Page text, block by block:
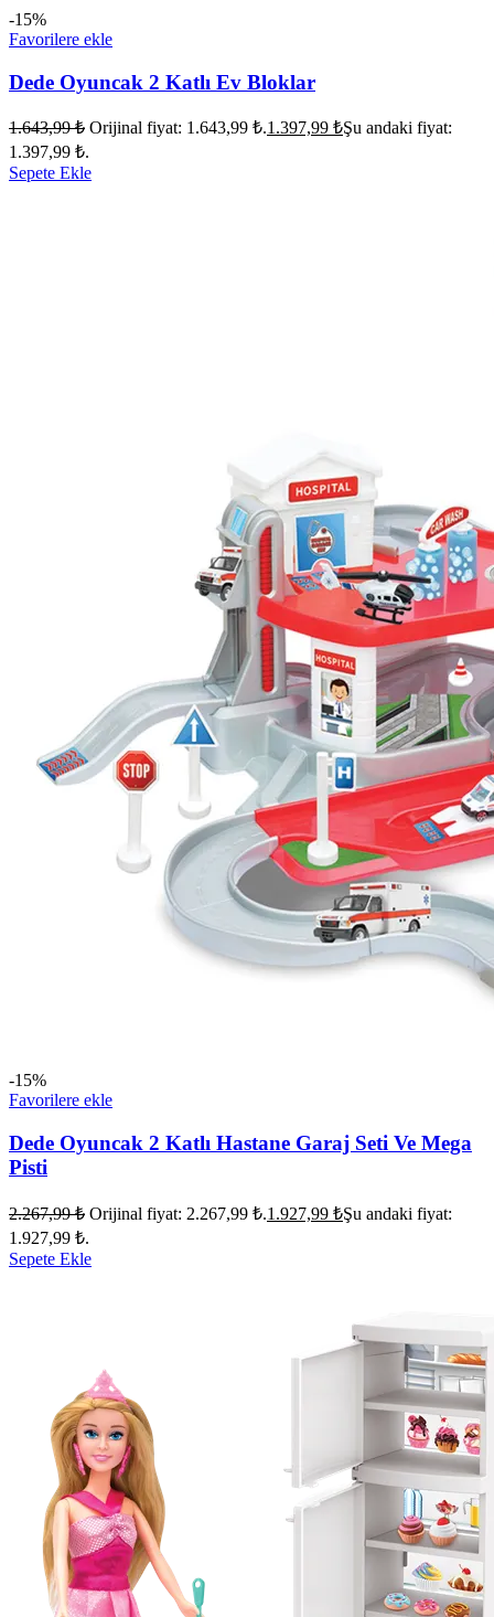
-15%
Favorilere ekle
Dede Oyuncak 2 Katlı Ev Bloklar
1.643,99₺ Orijinal fiyat: 1.643,99 ₺.1.397,99 ₺Şu andaki fiyat:
1.397,99 ₺.
Sepete Ekle
-15%
Favorilere ekle
Dede Oyuncak 2 Katlı Hastane Garaj Seti Ve Mega
Pisti
2.267,99₺ Orijinal fiyat: 2.267,99 ₺.1.927,99 ₺Şu andaki fiyat:
1.927,99 ₺.
Sepete Ekle